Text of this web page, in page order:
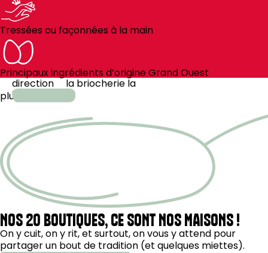
Tressées ou façonnées à la main
Principaux ingrédients d’origine Grand Ouest
direction la briocherie la
plus
NOS 20 BOUTIQUES, CE SONT NOS MAISONS !
On y cuit, on y rit, et surtout, on vous y attend pour
partager un bout de tradition (et quelques miettes).